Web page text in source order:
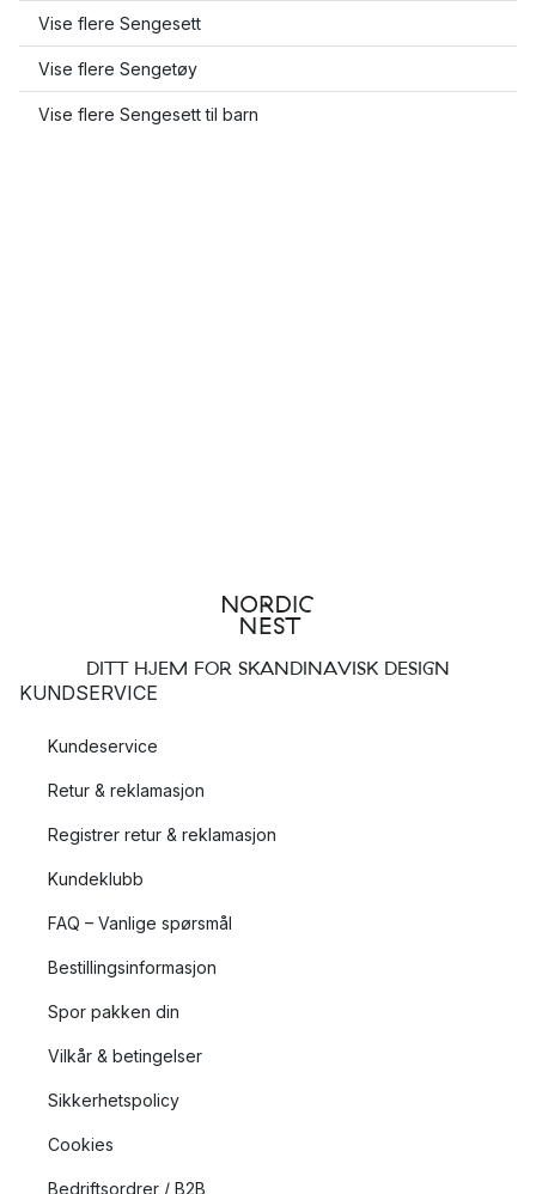
Vise flere Sengesett
Vise flere Sengetøy
Vise flere Sengesett til barn
DITT HJEM FOR SKANDINAVISK DESIGN
KUNDSERVICE
Kundeservice
Retur & reklamasjon
Registrer retur & reklamasjon
Kundeklubb
FAQ – Vanlige spørsmål
Bestillingsinformasjon
Spor pakken din
Vilkår & betingelser
Sikkerhetspolicy
Cookies
Bedriftsordrer / B2B